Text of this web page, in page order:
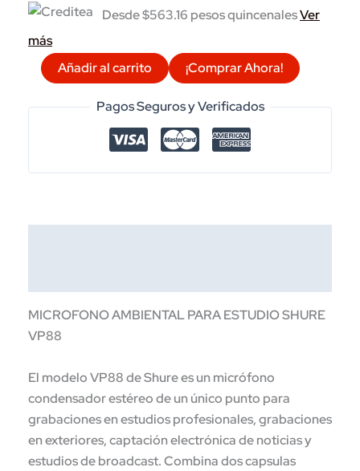
Desde $563.16 pesos quincenalesVer
más
MICROFONO
AMBIENTAL
Añadir al carrito ¡Comprar Ahora!
Pagos Seguros y Verificados
MICROFONO AMBIENTAL PARA ESTUDIO SHURE
VP88
El modelo VP88 de Shure es un micrófono
condensador estéreo de un único punto para
grabaciones en estudios profesionales, grabaciones
en exteriores, captación electrónica de noticias y
estudios de broadcast. Combina dos capsulas